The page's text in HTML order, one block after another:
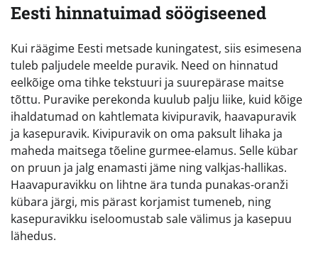
Eesti hinnatuimad söögiseened
Kui räägime Eesti metsade kuningatest, siis esimesena
tuleb paljudele meelde puravik. Need on hinnatud
eelkõige oma tihke tekstuuri ja suurepärase maitse
tõttu. Puravike perekonda kuulub palju liike, kuid kõige
ihaldatumad on kahtlemata kivipuravik, haavapuravik
ja kasepuravik. Kivipuravik on oma paksult lihaka ja
maheda maitsega tõeline gurmee-elamus. Selle kübar
on pruun ja jalg enamasti jäme ning valkjas-hallikas.
Haavapuravikku on lihtne ära tunda punakas-oranži
kübara järgi, mis pärast korjamist tumeneb, ning
kasepuravikku iseloomustab sale välimus ja kasepuu
lähedus.